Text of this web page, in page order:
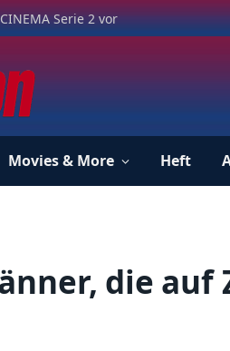
Serie 2 vor
Movies & More Heft
die auf